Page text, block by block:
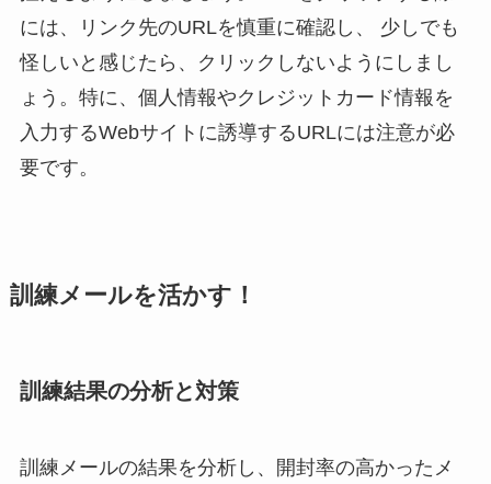
には、リンク先のURLを慎重に確認し、 少しでも
怪しいと感じたら、クリックしないようにしまし
ょう。特に、個人情報やクレジットカード情報を
入力するWebサイトに誘導するURLには注意が必
要です。
訓練メールを活かす！
訓練結果の分析と対策
訓練メールの結果を分析し、開封率の高かったメ